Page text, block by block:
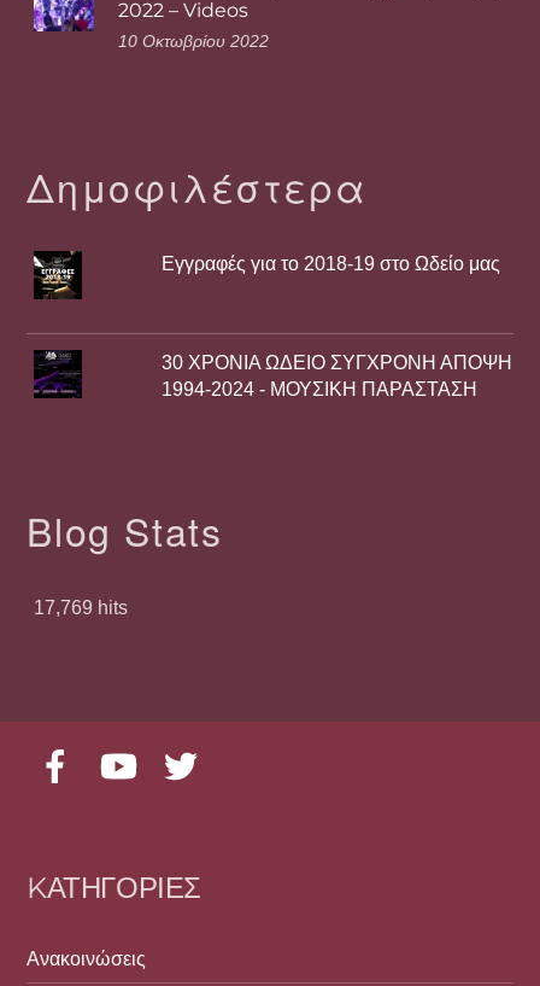
2022 – Videos
10 Οκτωβρίου 2022
Δημοφιλέστερα
Εγγραφές για το 2018-19 στο Ωδείο μας
30 ΧΡΟΝΙΑ ΩΔΕΙΟ ΣΥΓΧΡΟΝΗ ΑΠΟΨΗ
1994-2024 - ΜΟΥΣΙΚΗ ΠΑΡΑΣΤΑΣΗ
Blog Stats
17,769 hits
FacebookYouTube
KΑΤΗΓΟΡΊΕΣ
Ανακοινώσεις